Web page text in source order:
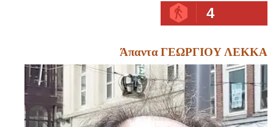
4
Άπαντα ΓΕΩΡΓΙΟΥ ΛΕΚΚΑ